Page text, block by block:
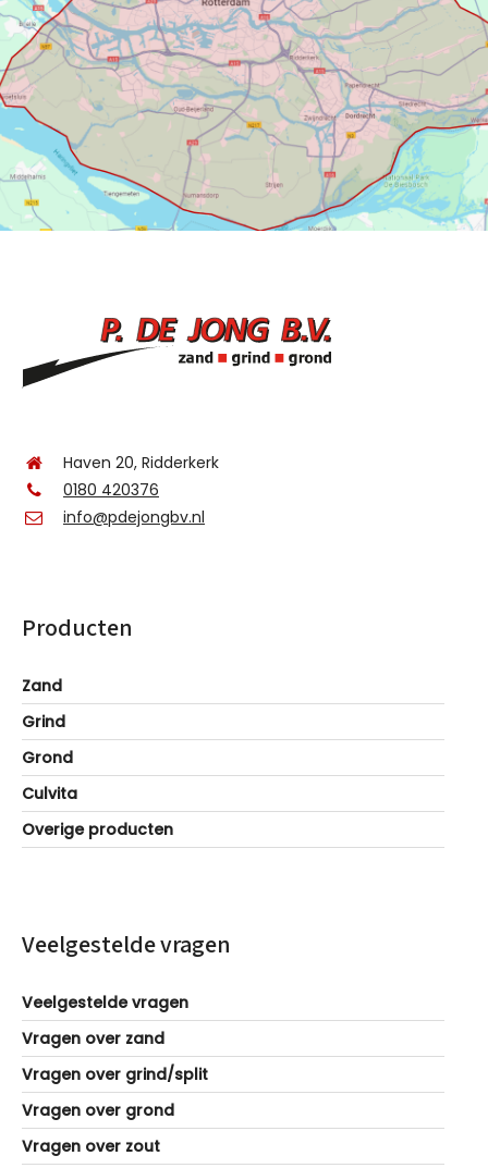
Haven 20, Ridderkerk
0180 420376
info@pdejongbv.nl
Producten
Zand
Grind
Grond
Culvita
Overige producten
Veelgestelde vragen
Veelgestelde vragen
Vragen over zand
Vragen over grind/split
Vragen over grond
Vragen over zout